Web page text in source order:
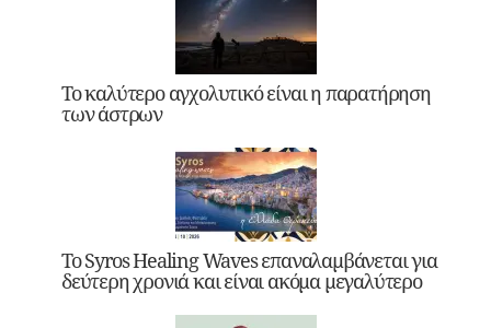
Το καλύτερο αγχολυτικό είναι η παρατήρηση
των άστρων
Το Syros Healing Waves επαναλαμβάνεται για
δεύτερη χρονιά και είναι ακόμα μεγαλύτερο